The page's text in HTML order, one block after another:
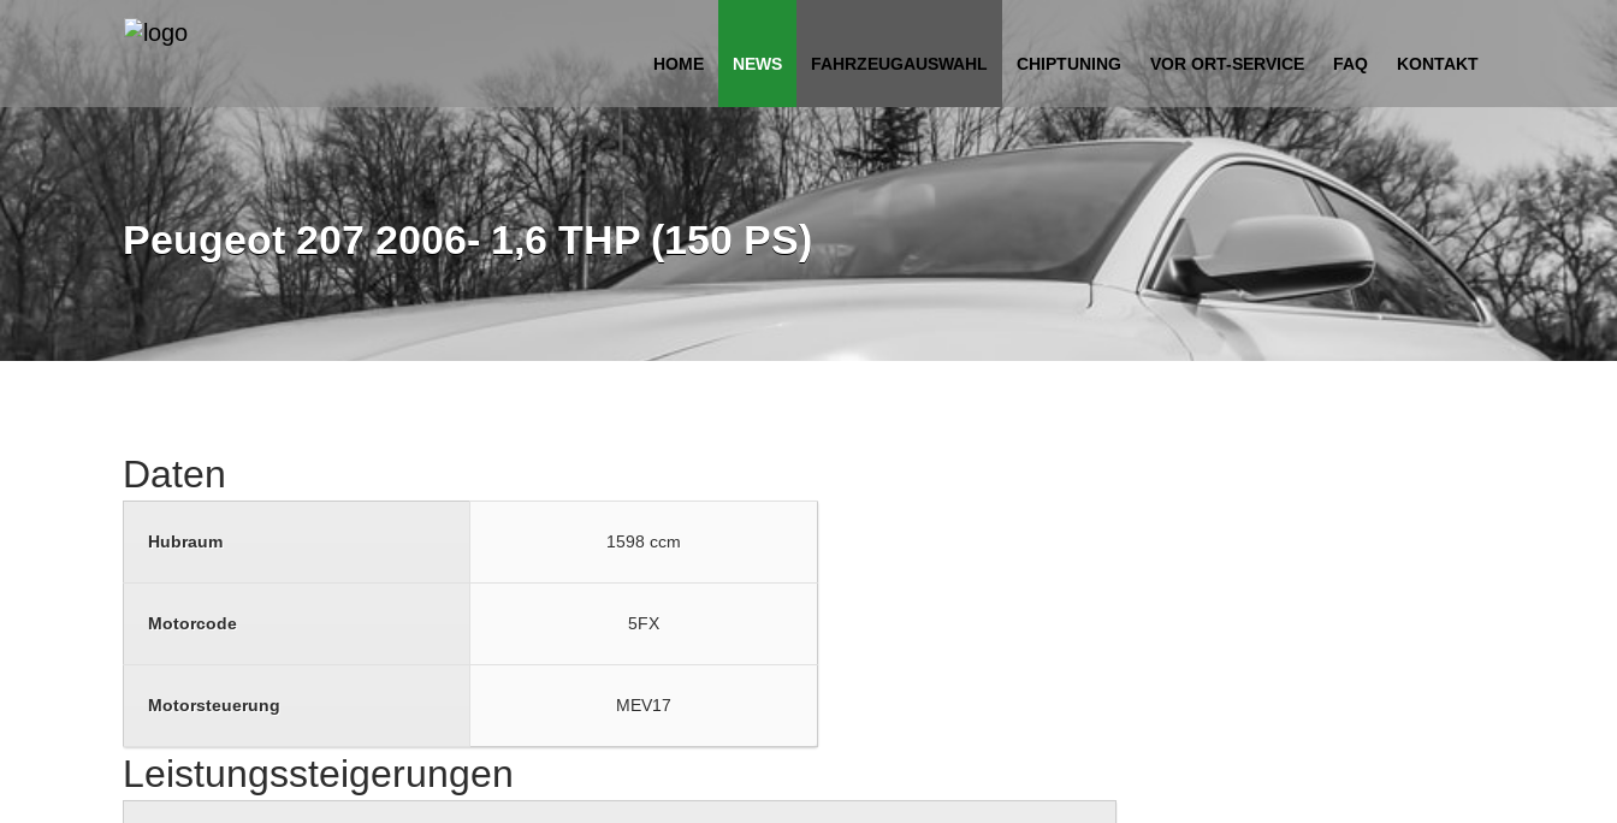
HOME NEWS FAHRZEUGAUSWAHL CHIPTUNING VOR ORT-SERVICE FAQ KONTAKT
Peugeot 207 2006- 1,6 THP (150 PS)
Daten
Hubraum 1598 ccm
Motorcode 5FX
Motorsteuerung MEV17
Leistungssteigerungen